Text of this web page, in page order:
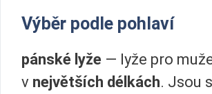
Výběr podle pohlaví
pánské lyže — lyže pro
v největších délkách. Jsou